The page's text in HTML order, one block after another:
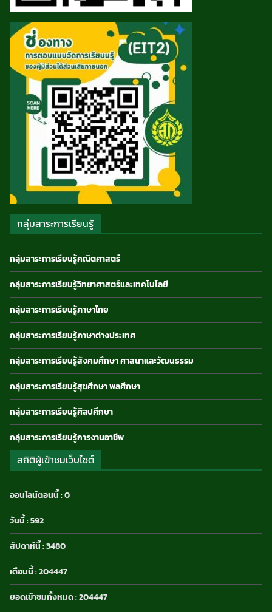
กลุ่มสาระการเรียนรู้
กลุ่มสาระการเรียนรู้คณิตศาสตร์
กลุ่มสาระการเรียนรู้วิทยาศาสตร์และเทคโนโลยี
กลุ่มสาระการเรียนรู้ภาษาไทย
กลุ่มสาระการเรียนรู้ภาษาต่างประเทศ
กลุ่มสาระการเรียนรู้สังคมศึกษา ศาสนาและวัฒนธรรม
กลุ่มสาระการเรียนรู้สุขศึกษา พลศึกษา
กลุ่มสาระการเรียนรู้ศิลปศึกษา
กลุ่มสาระการเรียนรู้การงานอาชีพ
สถิติผู้เข้าชมเว็บไซต์
ออนไลน์ตอนนี้ : 0
วันนี้ : 592
สัปดาห์นี้ : 3480
เดือนนี้ : 204447
ยอดเข้าชมทั้งหมด : 204447